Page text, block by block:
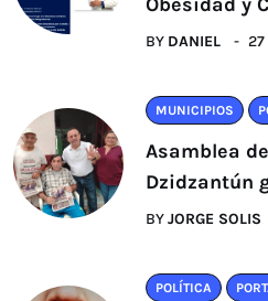
BY DANIEL 27
MUNICIPIOS
Asamblea
Dzidzantún
BYJORGE SOLIS
POLÍTICA